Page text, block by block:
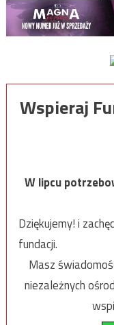
Wspieraj
W lipcu
Dziękujemy! i
fundacji.
Masz
niezależnych